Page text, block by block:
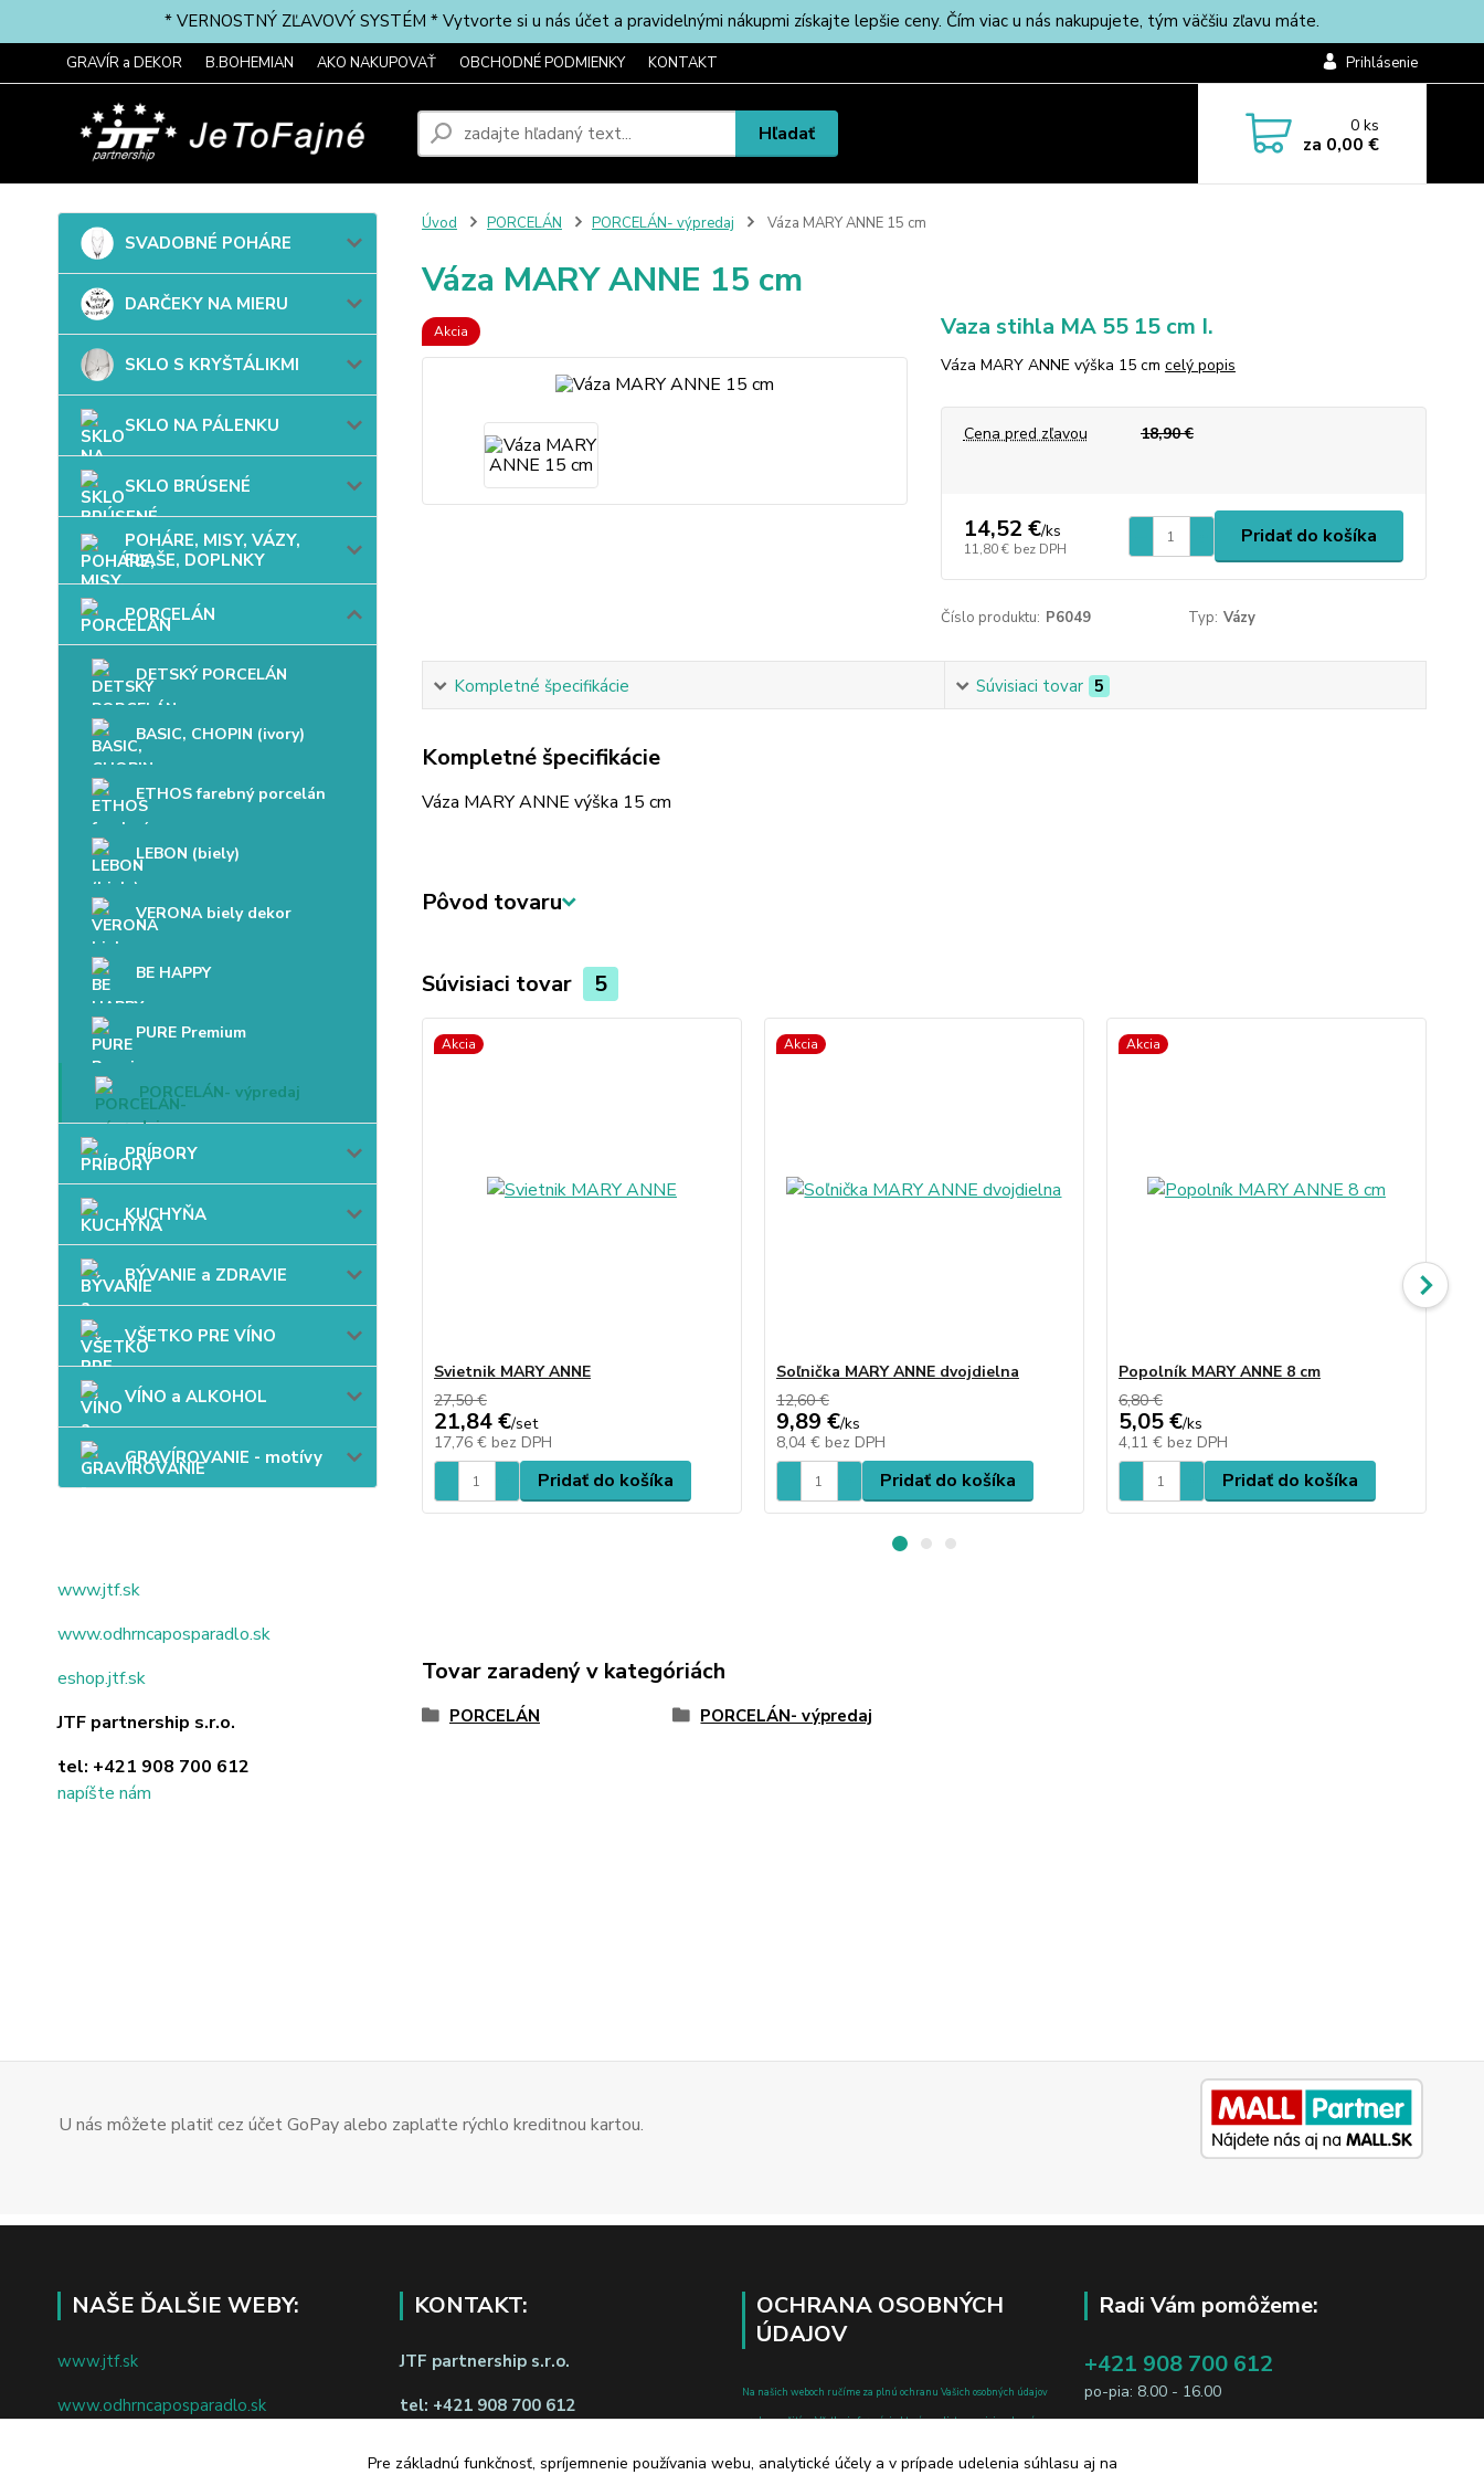
* VERNOSTNÝ ZĽAVOVÝ SYSTÉM * Vytvorte si u nás účet a pravidelnými nákupmi získajte lepšie ceny. Čím viac u nás nakupujete, tým väčšiu zľavu máte.
GRAVÍR a DEKOR B.BOHEMIAN AKO NAKUPOVAŤ OBCHODNÉ PODMIENKY KONTAKT Prihlásenie
Hľadať 0ks
za 0,00 €
SVADOBNÉ POHÁRE
DARČEKY NA MIERU
SKLO S KRYŠTÁLIKMI
SKLO NA PÁLENKU
SKLO BRÚSENÉ
POHÁRE, MISY, VÁZY,
FĽAŠE, DOPLNKY
PORCELÁN
DETSKÝ PORCELÁN
BASIC, CHOPIN (ivory)
ETHOS farebný porcelán
LEBON (biely)
VERONA biely dekor
BE HAPPY
PURE Premium
PORCELÁN- výpredaj
PRÍBORY
KUCHYŇA
BÝVANIE a ZDRAVIE
VŠETKO PRE VÍNO
VÍNO a ALKOHOL
GRAVÍROVANIE - motívy
www.jtf.sk
www.odhrncaposparadlo.sk
eshop.jtf.sk
JTF partnership s.r.o.
tel: +421 908 700 612
napíšte nám
Úvod PORCELÁN PORCELÁN- výpredaj Váza MARY ANNE 15 cm
Váza MARY ANNE 15 cm
Akcia Vaza stihla MA 55 15 cm I.
Váza MARY ANNE výška 15 cm celý popis
Cena pred zľavou 18,90 €
14,52 €/ks
11,80 € bez DPH
Pridať do košíka
Číslo produktu: P6049 Typ: Vázy
Kompletné špecifikácie Súvisiaci tovar 5
Kompletné špecifikácie
Váza MARY ANNE výška 15 cm
Pôvod tovaru
Súvisiaci tovar 5
Akcia
Svietnik MARY ANNE
27,50 €
21,84 €/set
17,76 € bez DPH
Pridať do košíka
Akcia
Soľnička MARY ANNE dvojdielna
12,60 €
9,89 €/ks
8,04 € bez DPH
Pridať do košíka
Akcia
Popolník MARY ANNE 8 cm
6,80 €
5,05 €/ks
4,11 € bez DPH
Pridať do košíka
Tovar zaradený v kategóriách
PORCELÁN PORCELÁN- výpredaj
U nás môžete platiť cez účet GoPay alebo zaplaťte rýchlo kreditnou kartou.
NAŠE ĎALŠIE WEBY:
www.jtf.sk
www.odhrncaposparadlo.sk
KONTAKT:
JTF partnership s.r.o.
tel: +421 908 700 612
napíšte nám
OCHRANA OSOBNÝCH
ÚDAJOV
Na našich weboch ručíme za plnú ochranu Vašich osobných údajov
pred zneužitím. Všetky informácie, ktoré uvediete o svojej osobe, sú
Radi Vám pomôžeme:
+421 908 700 612
po-pia: 8.00 - 16.00
Pre základnú funkčnosť, spríjemnenie používania webu, analytické účely a v prípade udelenia súhlasu aj na